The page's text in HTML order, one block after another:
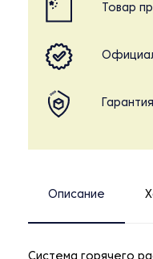
Товар
Гарантия
Описание